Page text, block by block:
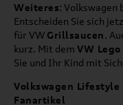
Weiteres: Volkswagen
Entscheiden Sie sich
für VW Grillsaucen.
kurz. Mit dem VW
Sie und Ihr Kind mit
Volkswagen Lifestyle
Fanartikel